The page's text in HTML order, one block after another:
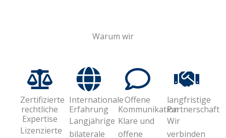
Warum wir
Zertifizierte
rechtliche
Expertise
Lizenzierte
Internationale
Erfahrung
Langjährige
bilaterale
Offene
Kommunikation
Klare und
offene
langfristige
Partnerschaft
Wir
verbinden